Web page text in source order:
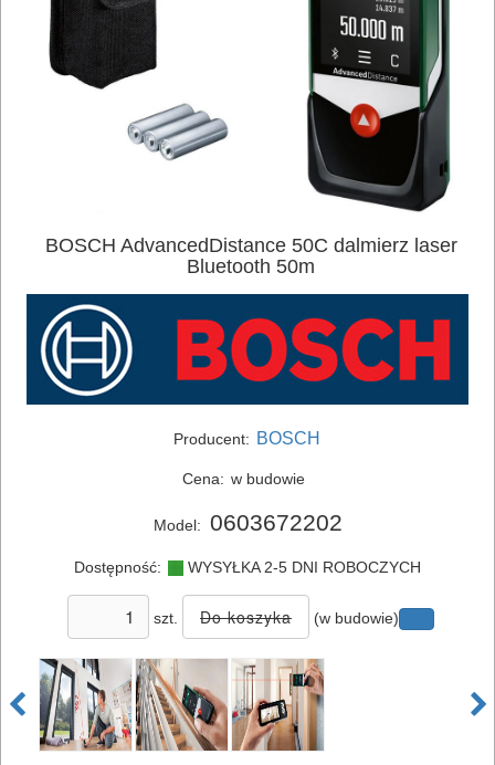
ELEKTRONARZĘDZIA
SIECIOWE
ELEKTRONARZĘDZIA
AKUMULATOROWE
BOSCH AdvancedDistance 50C dalmierz laser
Bluetooth 50m
Producent: BOSCH
Cena: w budowie
Model: 0603672202
Dostępność: WYSYŁKA 2-5 DNI ROBOCZYCH
szt. (w budowie)